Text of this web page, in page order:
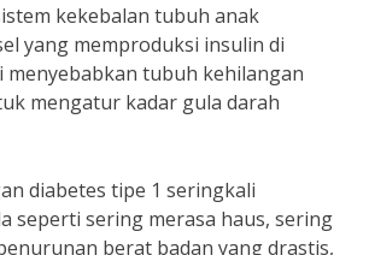
kekebalan tubuh anak
yang memproduksi insulin di
menyebabkan tubuh kehilangan
mengatur kadar gula darah
diabetes tipe 1 seringkali
seperti sering merasa haus, sering
berat badan yang drastis,